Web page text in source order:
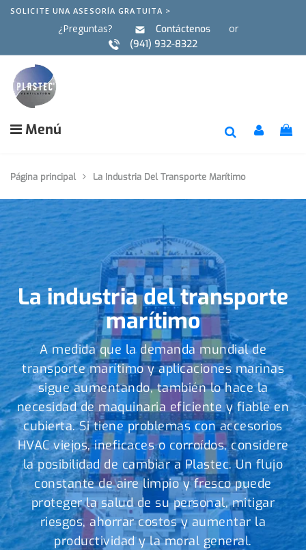
SOLICITE UNA ASESORÍA GRATUITA >
¿Preguntas? Contáctenos
or
(941) 932-8322
Menú
Página principal La Industria Del Transporte Marítimo
La industria del transporte
marítimo
A medida que la demanda mundial de
transporte marítimo y aplicaciones marinas
sigue aumentando, también lo hace la
necesidad de maquinaria eficiente y fiable en
cubierta. Si tiene problemas con accesorios
HVAC viejos, ineficaces o corroídos, considere
la posibilidad de cambiar a Plastec. Un flujo
constante de aire limpio y fresco puede
proteger la salud de su personal, mitigar
riesgos, ahorrar costos y aumentar la
productividad y la moral general.